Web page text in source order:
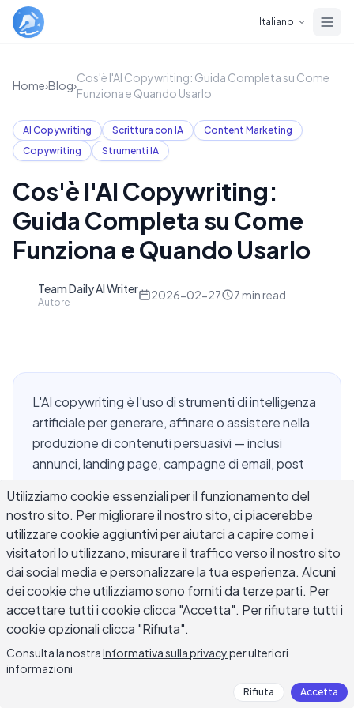
Italiano
Home›Blog›
Cos'è l'AI Copywriting: Guida Completa su Come
Funziona e Quando Usarlo
AI Copywriting Scrittura con IA
Content Marketing
Copywriting
Strumenti IA
Cos'è l'AI Copywriting:
Guida Completa su Come
Funziona e Quando Usarlo
Team Daily AI Writer
Autore
2026-02-27 7 min read
L'AI copywriting è l'uso di strumenti di intelligenza
artificiale per generare, affinare o assistere nella
produzione di contenuti persuasivi — inclusi
annunci, landing page, campagne di email, post
volta era un esperimento di nicchia è diventato
una parte consolidata di come lavorano i team di
contenuti, i creatori indipendenti e i marketer. La
tecnologia è migliorata abbastanza velocemente
da permettere ai copy generati dall'IA di passare
per scrittura umana in molti contesti, il che pone
domande pratiche: quando dovresti usarla, come
dovresti usarla, e cosa fa ancora male?
Utilizziamo cookie essenziali per il funzionamento del
nostro sito. Per migliorare il nostro sito, ci piacerebbe
utilizzare cookie aggiuntivi per aiutarci a capire come i
visitatori lo utilizzano, misurare il traffico verso il nostro sito
dai social media e personalizzare la tua esperienza. Alcuni
dei cookie che utilizziamo sono forniti da terze parti. Per
accettare tutti i cookie clicca "Accetta". Per rifiutare tutti i
cookie opzionali clicca "Rifiuta".
Consulta la nostraInformativa sulla privacyper ulteriori
informazioni
Rifiuta Accetta